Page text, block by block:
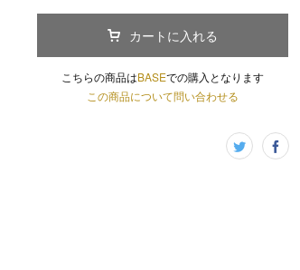
カートに入れる
こちらの商品はBASEでの購入となります
この商品について問い合わせる